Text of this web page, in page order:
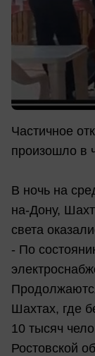
Частичное
произошло в
В ночь на
на-Дону,
света
- По
Шахтах, где
10 тысяч
Ростовской